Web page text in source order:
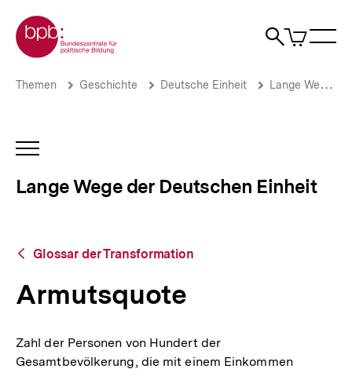
zum
Seiteninhalt
springen
Zur Startseite der bpb
Suche
Artikel
im
Armutsquote
der
Deutschen
Brotkrümelnavigation
Pfadnavigation
Themen Geschichte Deutsche Einheit Lange Wege der Deutschen Einheit
INHALTSNAVIGATION
Lange Wege der Deutschen Einheit
Zurück
Übersicht
Glossar der Transformation
Armutsquote
Zahl der Personen von Hundert der
Gesamtbevölkerung, die mit einem Einkommen